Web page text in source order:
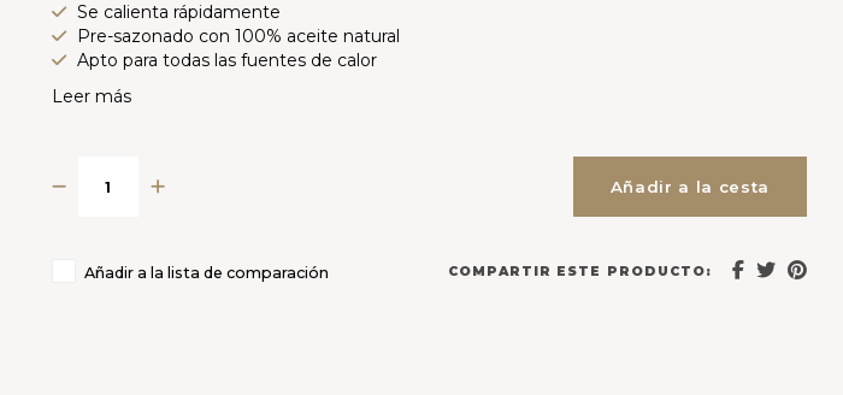
Se calienta rápidamente
Pre-sazonado con 100% aceite natural
Apto para todas las fuentes de calor
Leer más
Añadir a la cesta
Añadir a la lista de comparación COMPARTIR ESTE PRODUCTO: